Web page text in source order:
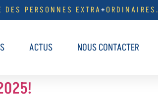
PERSONNES EXTRA+ORDINAIRES.
ACTUS NOUS CONTACTER